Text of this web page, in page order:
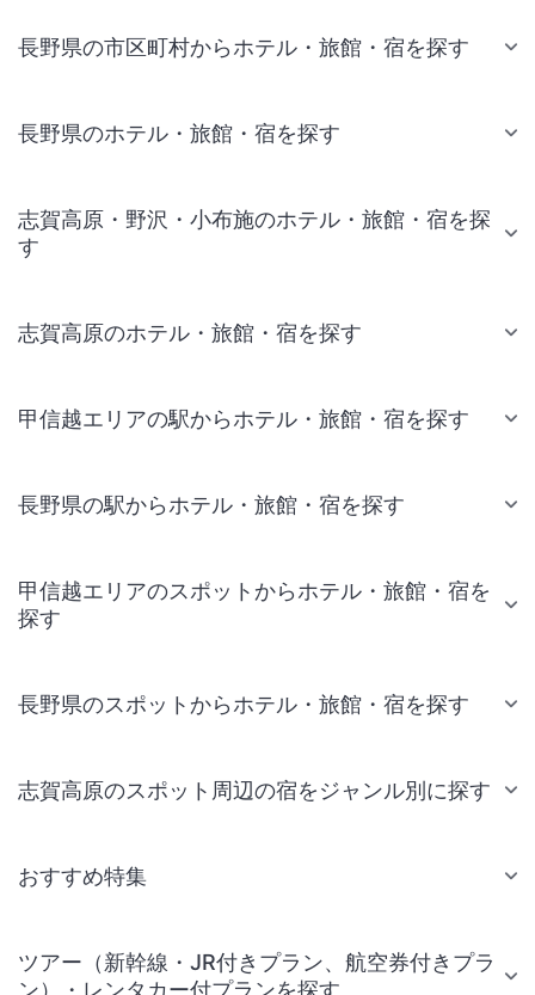
長野県の市区町村からホテル・旅館・宿を探す
長野県のホテル・旅館・宿を探す
志賀高原・野沢・小布施のホテル・旅館・宿を探
す
志賀高原のホテル・旅館・宿を探す
甲信越エリアの駅からホテル・旅館・宿を探す
長野県の駅からホテル・旅館・宿を探す
甲信越エリアのスポットからホテル・旅館・宿を
探す
長野県のスポットからホテル・旅館・宿を探す
志賀高原のスポット周辺の宿をジャンル別に探す
おすすめ特集
ツアー（新幹線・JR付きプラン、航空券付きプラ
ン）・レンタカー付プランを探す